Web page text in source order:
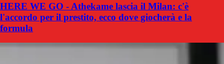
HERE WE GO - Athekame lascia il Milan: c'è
l'accordo per il prestito, ecco dove giocherà e la
formula